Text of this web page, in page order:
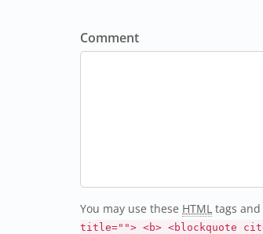
Comment
You may use these HTML tags
title=""> <b> <blockquote